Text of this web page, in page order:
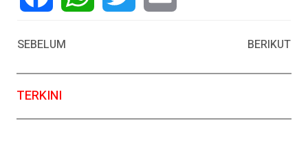
SEBELUM
BERIKUT
TERKINI